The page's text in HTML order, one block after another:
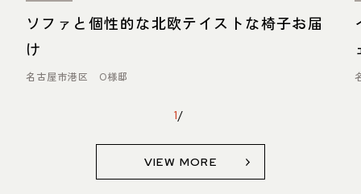
ソファと個性的な北欧テイストな椅子お届
け
名古屋市港区 O様邸
1/
VIEW MORE